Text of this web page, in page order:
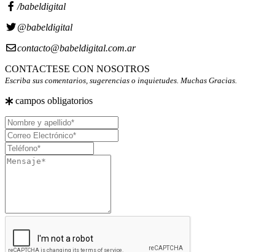
/babeldigital
@babeldigital
contacto@babeldigital.com.ar
CONTACTESE CON NOSOTROS
Escriba sus comentarios, sugerencias o inquietudes. Muchas Gracias.
campos obligatorios
Nombre
y
apellido
Correo
Electrónico
Teléfono
Mensaje